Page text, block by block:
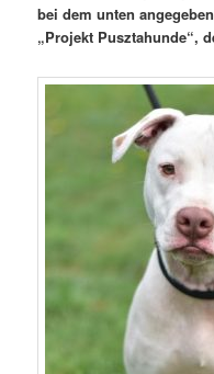
bei dem unten
„Projekt Pusztahunde“,